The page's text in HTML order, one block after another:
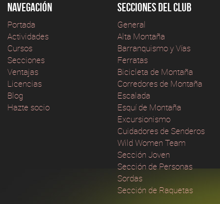
Navegación
Portada
Actividades
Cursos
Secciones
Ventajas
Licencias
Blog
Hazte socio
Secciones del club
General
Alta Montaña
Barranquismo y Vías
Ferratas
Bicicleta de Montaña
Corredores de Montaña
Escalada
Esquí de Montaña
Excursionismo
Cuidadores de Senderos
Wild Women Team
Sección Joven
Sección de Personas
Sordas
Sección de Raquetas